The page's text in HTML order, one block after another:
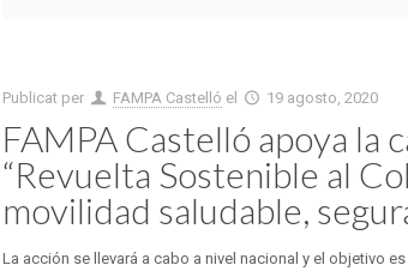
Publicat per FAMPA Castelló el 19 agosto, 2020
FAMPA Castelló apoya la
“Revuelta Sostenible al
movilidad saludable,
La acción se llevará a cabo a nivel nacional y el objetivo